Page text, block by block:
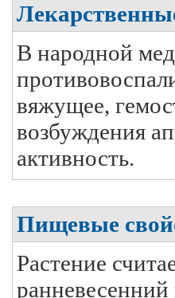
В народной
вяжущее,
возбуждения
активность.
Пищевые
Растение